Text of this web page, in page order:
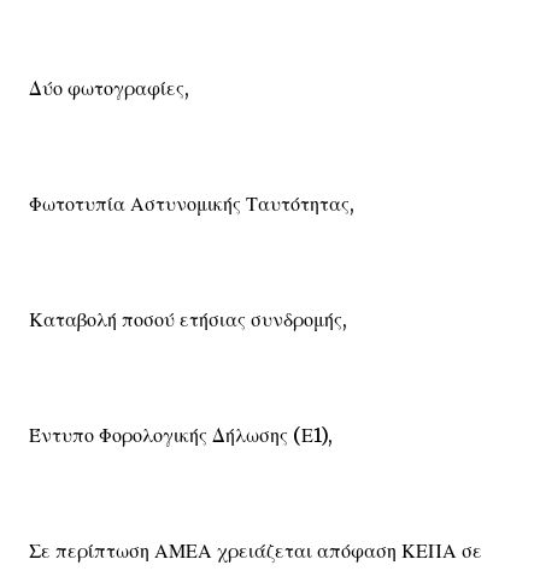
Δύο φωτογραφίες,
Φωτοτυπία Αστυνομικής Ταυτότητας,
Καταβολή ποσού ετήσιας συνδρομής,
Έντυπο Φορολογικής Δήλωσης (Ε1),
Σε περίπτωση ΑΜΕΑ χρειάζεται απόφαση ΚΕΠΑ σε